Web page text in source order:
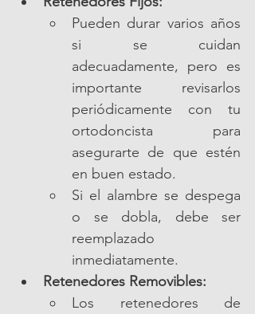
Pueden durar varios años
si se cuidan
adecuadamente, pero es
importante revisarlos
periódicamente con tu
ortodoncista para
asegurarte de que estén
en buen estado.
Si el alambre se despega
o se dobla, debe ser
reemplazado
inmediatamente.
Retenedores Removibles:
Los retenedores de